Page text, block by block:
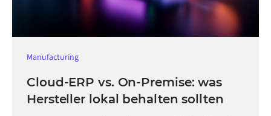
Manufacturing
Cloud-ERP vs. On-Premise: was
Hersteller lokal behalten sollten